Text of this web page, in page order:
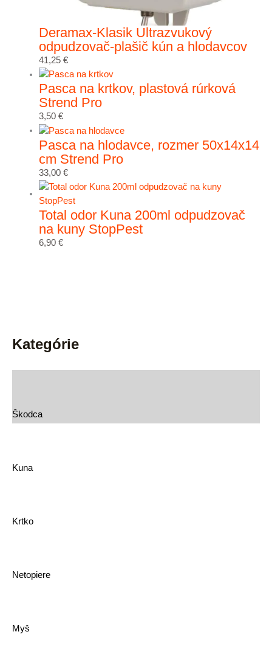
Kategórie
Škodca
Kuna
Krtko
Netopiere
Myš
Deramax-Klasik Ultrazvukový
odpudzovač-plašič kún a hlodavcov
41,25 €
Pasca na krtkov, plastová rúrková
Strend Pro
3,50 €
Pasca na hlodavce, rozmer 50x14x14
cm Strend Pro
33,00 €
Total odor Kuna 200ml odpudzovač
na kuny StopPest
6,90 €